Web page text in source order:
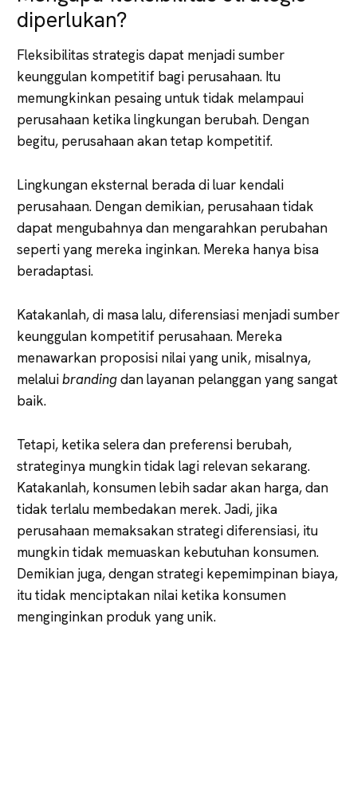
diperlukan?
Fleksibilitas strategis dapat menjadi sumber
keunggulan kompetitif bagi perusahaan. Itu
memungkinkan pesaing untuk tidak melampaui
perusahaan ketika lingkungan berubah. Dengan
begitu, perusahaan akan tetap kompetitif.
Lingkungan eksternal berada di luar kendali
perusahaan. Dengan demikian, perusahaan tidak
dapat mengubahnya dan mengarahkan perubahan
seperti yang mereka inginkan. Mereka hanya bisa
beradaptasi.
Katakanlah, di masa lalu, diferensiasi menjadi sumber
keunggulan kompetitif perusahaan. Mereka
menawarkan proposisi nilai yang unik, misalnya,
melaluibrandingdan layanan pelanggan yang sangat
baik.
Tetapi, ketika selera dan preferensi berubah,
strateginya mungkin tidak lagi relevan sekarang.
Katakanlah, konsumen lebih sadar akan harga, dan
tidak terlalu membedakan merek. Jadi, jika
perusahaan memaksakan strategi diferensiasi, itu
mungkin tidak memuaskan kebutuhan konsumen.
Demikian juga, dengan strategi kepemimpinan biaya,
itu tidak menciptakan nilai ketika konsumen
menginginkan produk yang unik.